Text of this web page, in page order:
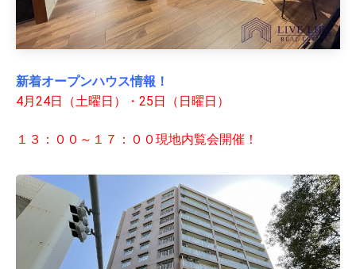
新着オープンハウス情報！
4月24日（土曜日）・25日（日曜日）
１３：００～１７：００現地内覧会開催！